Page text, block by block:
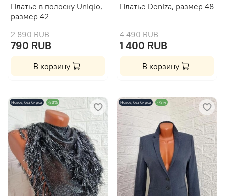
Платье в полоску Uniqlo,
размер 42
2 890 RUB
790 RUB
В корзину
Платье Deniza, размер 48
4 490 RUB
1 400 RUB
В корзину
Новое, без бирки -83% Новое, без бирки -73%